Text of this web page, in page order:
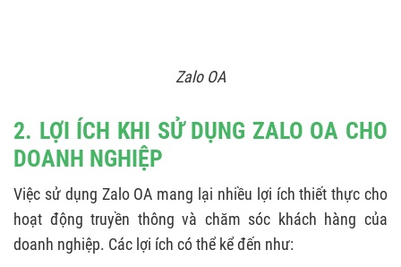
Zalo OA
2. LỢI ÍCH KHI SỬ DỤNG ZALO OA CHO
DOANH NGHIỆP
Việc sử dụng Zalo OA mang lại nhiều lợi ích thiết thực cho
hoạt động truyền thông và chăm sóc khách hàng của
doanh nghiệp. Các lợi ích có thể kể đến như: